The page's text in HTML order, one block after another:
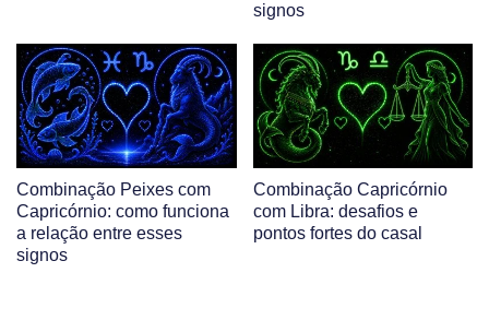
signos
Combinação Peixes com
Capricórnio: como funciona
a relação entre esses
signos
Combinação Capricórnio
com Libra: desafios e
pontos fortes do casal